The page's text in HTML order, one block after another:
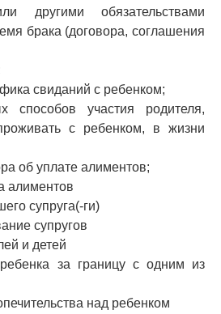
другими обязательствами
брака (договора, соглашения
свиданий с ребенком;
способов участия родителя,
с ребенком, в жизни
об уплате алиментов;
алиментов
супруга(-ги)
супругов
и детей
за границу с одним из
над ребенком